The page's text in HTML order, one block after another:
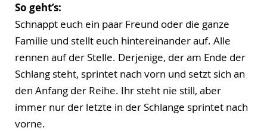
So geht’s:
Schnappt euch ein paar Freund oder die ganze
Familie und stellt euch hintereinander auf. Alle
rennen auf der Stelle. Derjenige, der am Ende der
Schlang steht, sprintet nach vorn und setzt sich an
den Anfang der Reihe. Ihr steht nie still, aber
immer nur der letzte in der Schlange sprintet nach
vorne.